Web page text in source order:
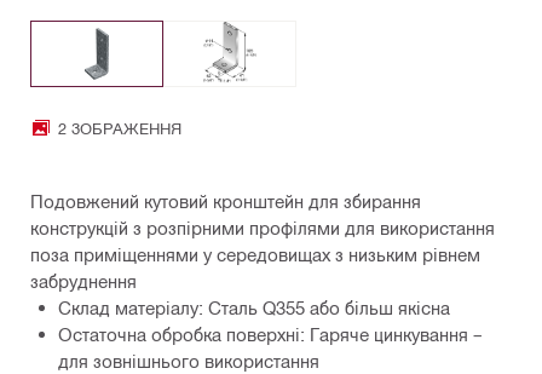
2 ЗОБРАЖЕННЯ
Подовжений кутовий кронштейн для збирання
конструкцій з розпірними профілями для використання
поза приміщеннями у середовищах з низьким рівнем
забруднення
Склад матеріалу: Сталь Q355 або більш якісна
Остаточна обробка поверхні: Гаряче цинкування –
для зовнішнього використання